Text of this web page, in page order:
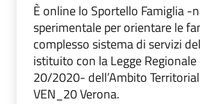
È online lo Sportello Famiglia -
sperimentale per orientare le
complesso sistema di servizi
istituito con la Legge Regionale
20/2020- dell’Ambito
VEN_20 Verona.